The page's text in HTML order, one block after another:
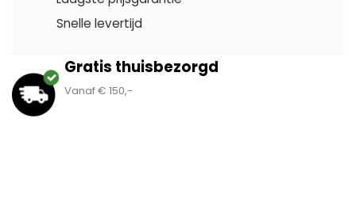
Snelle levertijd
Gratis thuisbezorgd
Vanaf € 150,-